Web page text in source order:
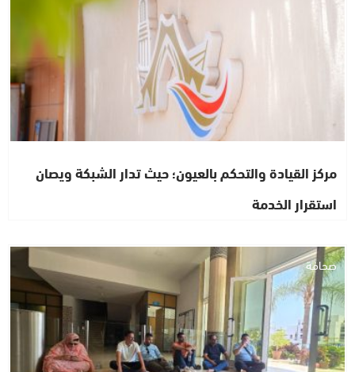
مركز القيادة والتحكم بالعيون؛ حيث تدار الشبكة ويصان
استقرار الخدمة
صحافة